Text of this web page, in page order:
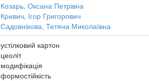
Козарь, Оксана Петрівна
Кривич, Ігор Григорович
Садовнікова, Тетяна Миколаївна
устілковий картон
цеоліт
модифікація
формостійкість